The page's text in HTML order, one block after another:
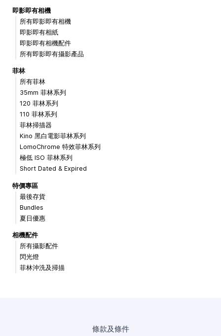
即影即有相機
所有即影即有相機
即影即有相紙
即影即有相機配件
所有即影即有攝影產品
菲林
所有菲林
35mm 菲林系列
120 菲林系列
110 菲林系列
菲林掃描器
Kino 黑白電影菲林系列
LomoChrome 特效菲林系列
極低 ISO 菲林系列
Short Dated & Expired
特價專區
最後存貨
Bundles
夏日優惠
相機配件
所有攝影配件
閃光燈
菲林沖洗及掃描
條款及條件